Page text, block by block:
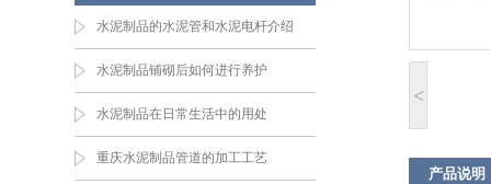
水泥制品的水泥管和水泥电杆介绍
水泥制品铺砌后如何进行养护
水泥制品在日常生活中的用处
重庆水泥制品管道的加工工艺
<
产品说明